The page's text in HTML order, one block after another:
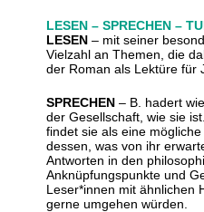
LESEN – SPRECHEN –
LESEN – mit seiner
Vielzahl an Themen, die
der Roman als Lektüre für
SPRECHEN – B. hadert
der Gesellschaft, wie sie
findet sie als eine
dessen, was von ihr
Antworten in den
Anknüpfungspunkte und
Leser*innen mit ähnlichen
gerne umgehen würden.